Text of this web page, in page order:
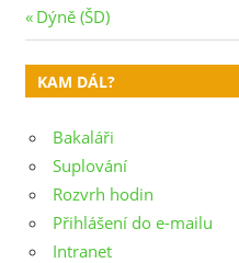
Navigace
pro
příspěvek
Previous
Post:
Dýně (ŠD)
KAM DÁL?
Bakaláři
Suplování
Rozvrh hodin
Přihlášení do e-mailu
Intranet